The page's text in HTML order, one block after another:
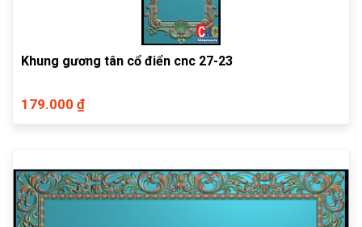
Khung gương tân cổ điển cnc 27-23
179.000 ₫